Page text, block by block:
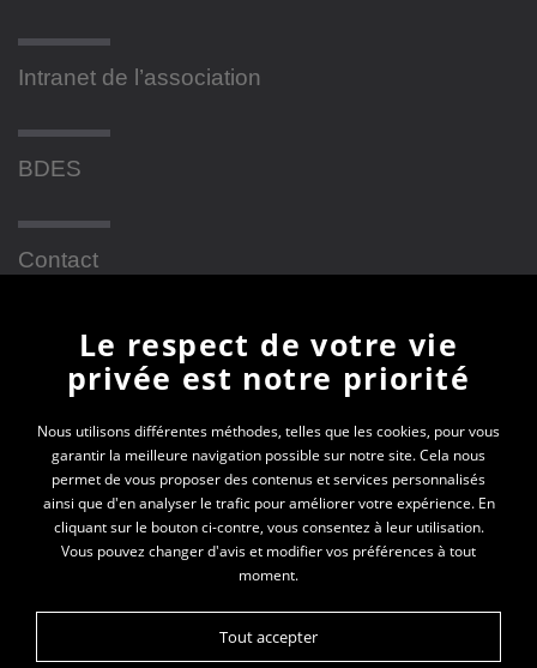
Intranet de l’association
BDES
Contact
Newsletter
En vous inscrivant à la newsletter, vous recevrez
toutes les actualités des PEP 69
Votre e-mail*
Le respect de votre vie
privée est notre priorité
Nous utilisons différentes méthodes, telles que les cookies, pour vous
garantir la meilleure navigation possible sur notre site. Cela nous
permet de vous proposer des contenus et services personnalisés
ainsi que d'en analyser le trafic pour améliorer votre expérience. En
cliquant sur le bouton ci-contre, vous consentez à leur utilisation.
Vous pouvez changer d'avis et modifier vos préférences à tout
moment.
Tout accepter